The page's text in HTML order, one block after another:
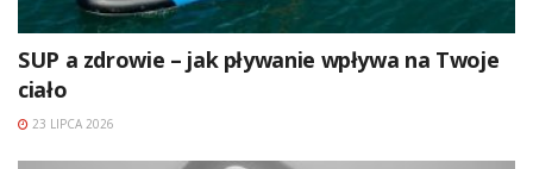
SUP a zdrowie – jak pływanie wpływa na Twoje
ciało
23 LIPCA 2026